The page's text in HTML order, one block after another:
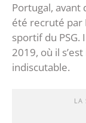
Portugal, avant
été recruté par
sportif du PSG.
2019, où il
indiscutable.
LA